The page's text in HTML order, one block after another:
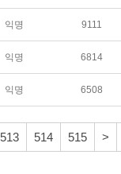
익명 9111
익명 6814
익명 6508
513 514 515 >